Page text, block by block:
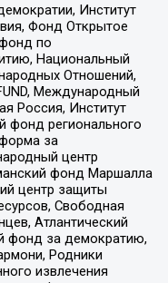
Институт
Фонд Открытое
по
Национальный
Отношений,
Международный
Россия, Институт
фонд регионального
за
центр
фонд Маршалла
центр защиты
Свободная
Атлантический
фонд за демократию,
Родники
извлечения